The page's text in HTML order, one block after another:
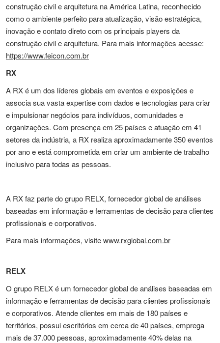
construção civil e arquitetura na América Latina, reconhecido
como o ambiente perfeito para atualização, visão estratégica,
inovação e contato direto com os principais players da
construção civil e arquitetura. Para mais informações acesse:
https://www.feicon.com.br
RX
A RX é um dos líderes globais em eventos e exposições e
associa sua vasta expertise com dados e tecnologias para criar
e impulsionar negócios para indivíduos, comunidades e
organizações. Com presença em 25 países e atuação em 41
setores da indústria, a RX realiza aproximadamente 350 eventos
por ano e está comprometida em criar um ambiente de trabalho
inclusivo para todas as pessoas.
A RX faz parte do grupo RELX, fornecedor global de análises
baseadas em informação e ferramentas de decisão para clientes
profissionais e corporativos.
Para mais informações, visitewww.rxglobal.com.br
RELX
O grupo RELX é um fornecedor global de análises baseadas em
informação e ferramentas de decisão para clientes profissionais
e corporativos. Atende clientes em mais de 180 países e
territórios, possui escritórios em cerca de 40 países, emprega
mais de 37.000 pessoas, aproximadamente 40% delas na